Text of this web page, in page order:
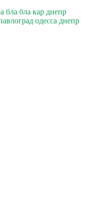
бла бла кар днепр
одесса днепр